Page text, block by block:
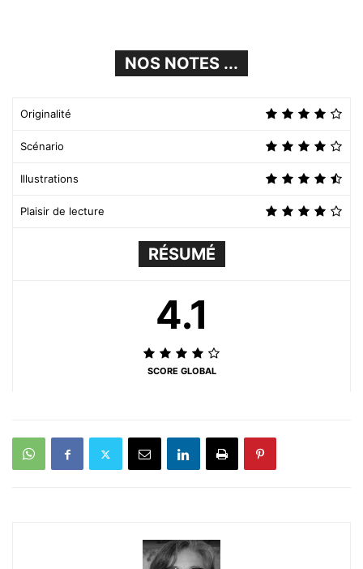
NOS NOTES ...
Originalité
Scénario
Illustrations
Plaisir de lecture
RÉSUMÉ
4.1
SCORE GLOBAL